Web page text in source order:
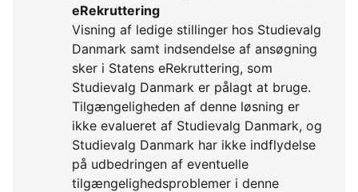
eRekruttering
Visning af ledige stillinger hos Studievalg
Danmark samt indsendelse af ansøgning
sker i Statens eRekruttering, som
Studievalg Danmark er pålagt at bruge.
Tilgængeligheden af denne løsning er
ikke evalueret af Studievalg Danmark, og
Studievalg Danmark har ikke indflydelse
på udbedringen af eventuelle
tilgængelighedsproblemer i denne